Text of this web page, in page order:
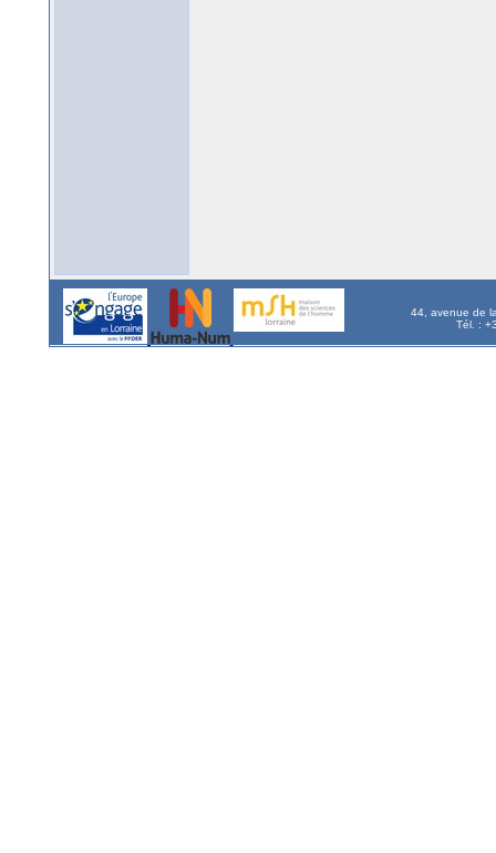
44, avenue de
Tél. :